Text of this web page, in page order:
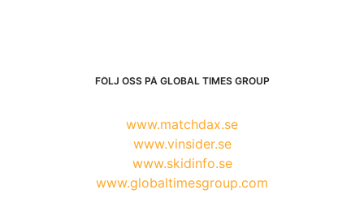
FÖLJ OSS PÅ GLOBAL TIMES GROUP
www.matchdax.se
www.vinsider.se
www.skidinfo.se
www.globaltimesgroup.com